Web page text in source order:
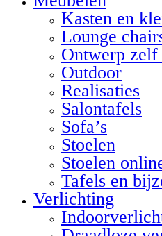
Kasten en
Lounge
Ontwerp
Outdoor
Realisaties
Salontafels
Sofa’s
Stoelen
Stoelen
Tafels en
Verlichting